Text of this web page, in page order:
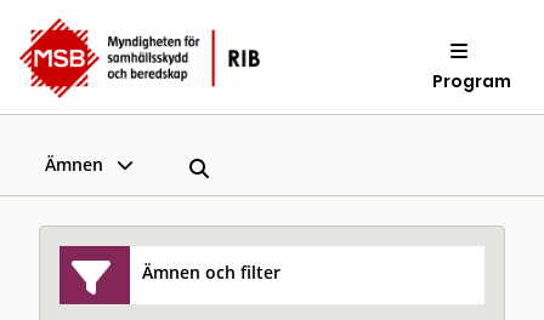
Program
Ämnen
Ämnen och filter